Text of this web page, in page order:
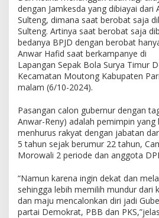
dengan Jamkesda yang dibiayai dari
Sulteng, dimana saat berobat saja
Sulteng. Artinya saat berobat saja
bedanya BPJD dengan berobat
Anwar Hafid saat berkampanye di
Lapangan Sepak Bola Surya Timur
Kecamatan Moutong Kabupaten
malam (6/10-2024).
Pasangan calon gubernur dengan
Anwar-Reny) adalah pemimpin yang
menhurus rakyat dengan jabatan
5 tahun sejak berumur 22 tahun,
Morowali 2 periode dan anggota
“Namun karena ingin dekat dan
sehingga lebih memilih mundur dari
dan maju mencalonkan diri jadi
partai Demokrat, PBB dan